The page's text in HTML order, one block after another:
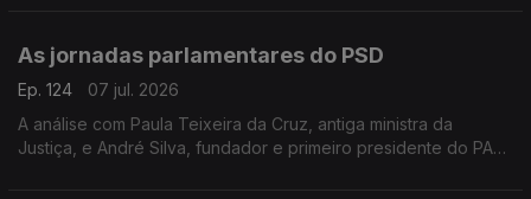
As jornadas parlamentares do PSD
Ep. 124
07 jul. 2026
A análise com Paula Teixeira da Cruz, antiga ministra da
Justiça, e André Silva, fundador e primeiro presidente do PAN.